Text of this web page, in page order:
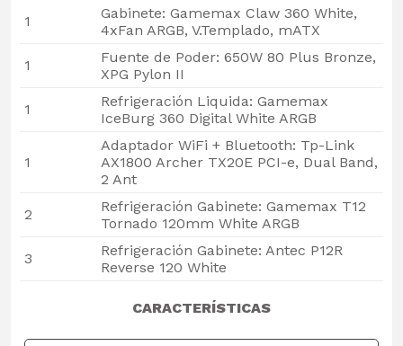
1
Gabinete: Gamemax Claw 360 White,
4xFan ARGB, V.Templado, mATX
1
Fuente de Poder: 650W 80 Plus Bronze,
XPG Pylon II
1
Refrigeración Liquida: Gamemax
IceBurg 360 Digital White ARGB
1
Adaptador WiFi + Bluetooth: Tp-Link
AX1800 Archer TX20E PCI-e, Dual Band,
2 Ant
2
Refrigeración Gabinete: Gamemax T12
Tornado 120mm White ARGB
3
Refrigeración Gabinete: Antec P12R
Reverse 120 White
CARACTERÍSTICAS